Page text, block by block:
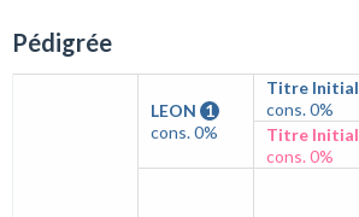
Pédigrée
LEON 1
cons. 0%
Titre Initial
cons. 0%
Titre Initial
cons. 0%